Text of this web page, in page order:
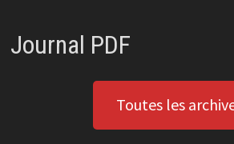
Journal PDF
Toutes les